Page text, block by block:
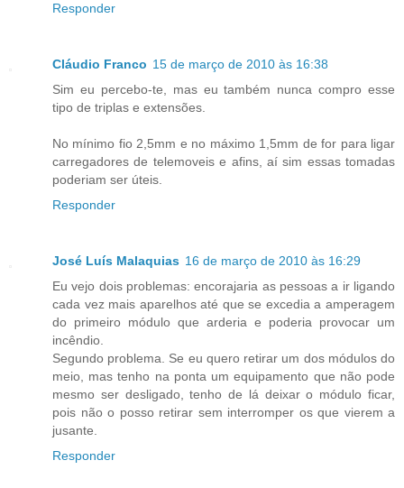
Responder
Cláudio Franco 15 de março de 2010 às 16:38
Sim eu percebo-te, mas eu também nunca compro esse
tipo de triplas e extensões.
No mínimo fio 2,5mm e no máximo 1,5mm de for para ligar
carregadores de telemoveis e afins, aí sim essas tomadas
poderiam ser úteis.
Responder
José Luís Malaquias 16 de março de 2010 às 16:29
Eu vejo dois problemas: encorajaria as pessoas a ir ligando
cada vez mais aparelhos até que se excedia a amperagem
do primeiro módulo que arderia e poderia provocar um
incêndio.
Segundo problema. Se eu quero retirar um dos módulos do
meio, mas tenho na ponta um equipamento que não pode
mesmo ser desligado, tenho de lá deixar o módulo ficar,
pois não o posso retirar sem interromper os que vierem a
jusante.
Responder